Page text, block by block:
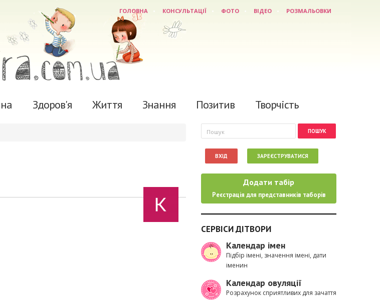
ГОЛОВНА КОНСУЛЬТАЦІЇ ФОТО ВІДЕО РОЗМАЛЬОВКИ
Здоров'я Життя Знання Позитив Творчість
Пошукова форма
Пошук
ВХІД ЗАРЕЄСТРУВАТИСЯ
Додати табір
Реєстрація для представників таборів
СЕРВІСИ ДІТВОРИ
Календар імен
Підбір імені, значення імені, дати
іменин
Календар овуляції
Розрахунок сприятливих для зачаття